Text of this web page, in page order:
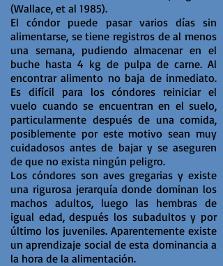
(Wallace, et al 1985).
El cóndor puede pasar varios días sin
alimentarse, se tiene registros de al menos
una semana, pudiendo almacenar en el
buche hasta 4 kg de pulpa de carne. Al
encontrar alimento no baja de inmediato.
Es difícil para los cóndores reiniciar el
vuelo cuando se encuentran en el suelo,
particularmente después de una comida,
posiblemente por este motivo sean muy
cuidadosos antes de bajar y se aseguren
de que no exista ningún peligro.
Los cóndores son aves gregarias y existe
una rigurosa jerarquía donde dominan los
machos adultos, luego las hembras de
igual edad, después los subadultos y por
último los juveniles. Aparentemente existe
un aprendizaje social de esta dominancia a
la hora de la alimentación.